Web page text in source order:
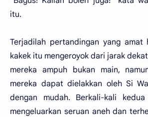
itu.
Terjadilah pertandingan yang amat
kakek itu mengeroyok dari jarak
mereka ampuh bukan main,
mereka dapat dielakkan oleh Si
dengan mudah. Berkali-kali
mengeluarkan seruan aneh dan